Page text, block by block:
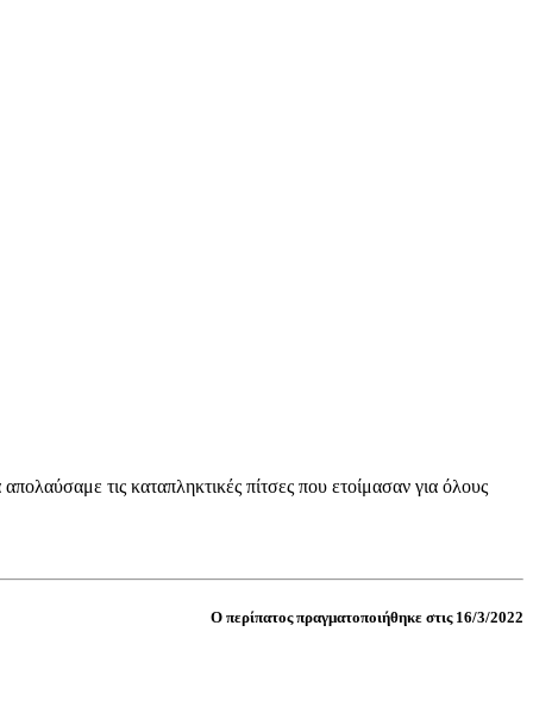
τις καταπληκτικές πίτσες που ετοίμασαν για όλους
Ο περίπατος πραγματοποιήθηκε στις 16/3/2022